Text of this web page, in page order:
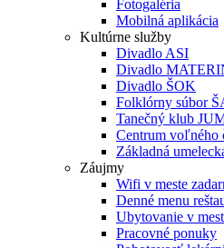
Fotogaléria
Mobilná aplikácia
Kultúrne služby
Divadlo ASI
Divadlo
Divadlo ŠOK
Folklórny súbor
Tanečný klub
Centrum voľného
Základná
Záujmy
Wifi v meste
Denné menu
Ubytovanie v
Pracovné ponuky